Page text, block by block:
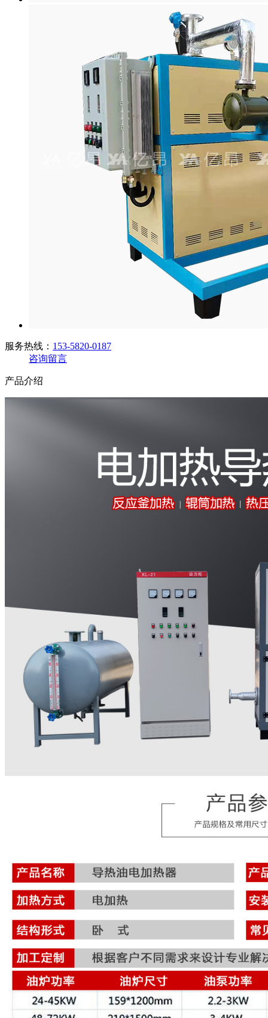
服务热线： 153-5820-0187
咨询留言
产品介绍